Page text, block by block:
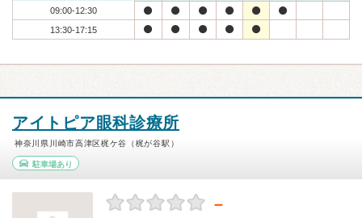
09:00-12:30
13:30-17:15
アイトピア眼科診療所
神奈川県川崎市高津区梶ケ谷（梶が谷駅）
駐車場あり
－